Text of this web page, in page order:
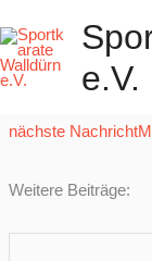
Inhalt
springen
e.V.
Dienstag
nächste Nachricht
Weitere Beiträge: